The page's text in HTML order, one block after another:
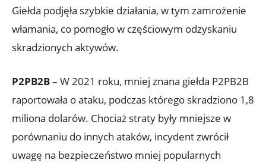
Giełda ‍podjęła szybkie działania, w tym zamrożenie
włamania, co pomogło w częściowym‌ odzyskaniu
skradzionych aktywów.
P2PB2B–⁢ W 2021 roku, mniej znana ‌giełda​ P2PB2B
raportowała​ o ataku, podczas którego⁤ skradziono‌ 1,8
miliona dolarów. Chociaż straty były mniejsze w⁤
porównaniu do innych ataków, incydent zwrócił⁣
uwagę na ‌bezpieczeństwo mniej ‌popularnych